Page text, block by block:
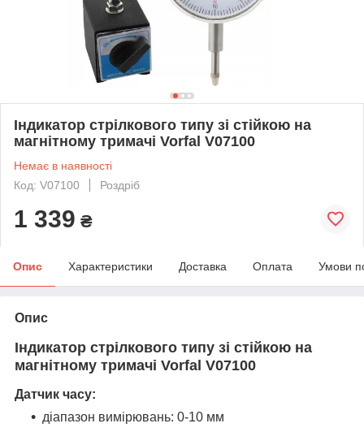
Індикатор стрілкового типу зі стійкою на
магнітному тримачі Vorfal V07100
Немає в наявності
Код: V07100
Роздріб
1 339 ₴
Опис Характеристики Доставка Оплата Умови
Опис
Індикатор стрілкового типу зі стійкою на
магнітному тримачі Vorfal V07100
Датчик часу:
діапазон вимірювань: 0-10 мм